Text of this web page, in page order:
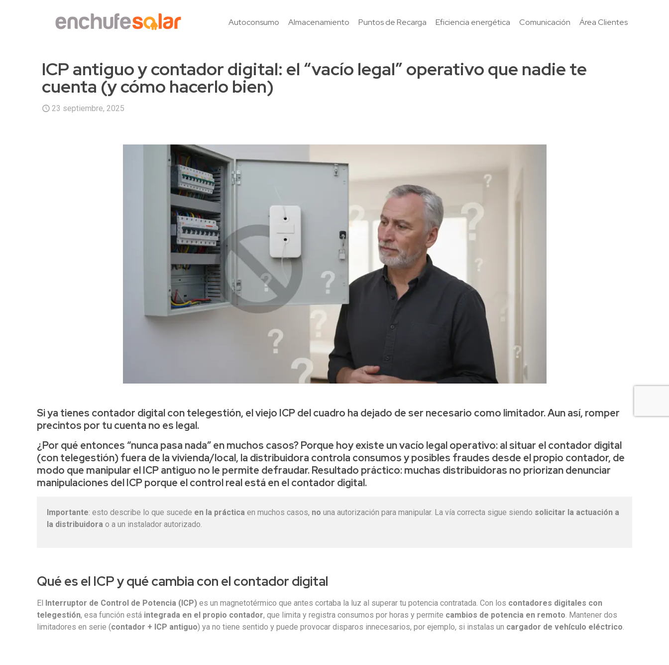
Autoconsumo Almacenamiento Puntos de Recarga Eficiencia energética Comunicación Área Clientes
ICP antiguo y contador digital: el “vacío legal” operativo que nadie te
cuenta (y cómo hacerlo bien)
23 septiembre, 2025
Si ya tienes contador digital con telegestión, el viejo ICP del cuadro ha dejado de ser necesario como limitador. Aun así, romper
precintos por tu cuenta no es legal.
¿Por qué entonces “nunca pasa nada” en muchos casos? Porque hoy existe unvacío legal operativo: al situar el contador digital
(con telegestión) fuera de la vivienda/local, la distribuidora controla consumos y posibles fraudes desde el propio contador, de
modo que manipular el ICP antiguo no le permite defraudar. Resultado práctico:muchas distribuidoras no priorizan denunciar
manipulaciones del ICP porque el control real está en el contador digital.
Importante: esto describe lo que sucede en la práctica en muchos casos, no una autorización para manipular. La vía correcta sigue siendo solicitar la actuación a
la distribuidora o a un instalador autorizado.
Qué es el ICP y qué cambia con el contador digital
El Interruptor de Control de Potencia (ICP) es un magnetotérmico que antes cortaba la luz al superar tu potencia contratada. Con los contadores digitales con
telegestión, esa función está integrada en el propio contador, que limita y registra consumos por horas y permite cambios de potencia en remoto. Mantener dos
limitadores en serie (contador + ICP antiguo) ya no tiene sentido y puede provocar disparos innecesarios, por ejemplo, si instalas un cargador de vehículo eléctrico.